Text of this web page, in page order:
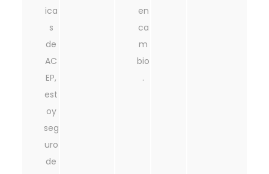
ica
s
de
AC
EP,
est
oy
seg
uro
de
en
ca
m
bio
.